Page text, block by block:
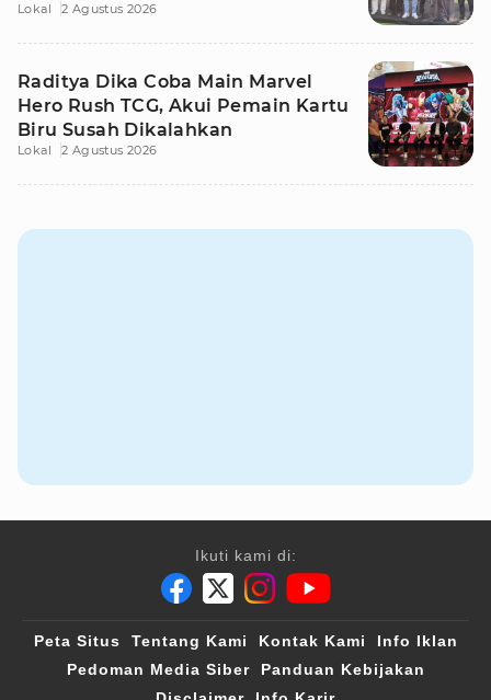
Lokal 2 Agustus 2026
Raditya Dika Coba Main Marvel
Hero Rush TCG, Akui Pemain Kartu
Biru Susah Dikalahkan
Lokal 2 Agustus 2026
Ikuti kami di:
Peta Situs Tentang Kami Kontak Kami
Info Iklan
Pedoman Media Siber
Panduan Kebijakan